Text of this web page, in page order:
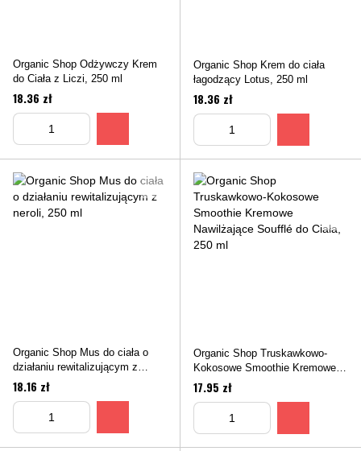
Organic Shop Odżywczy Krem
do Ciała z Liczi, 250 ml
18.36 zł
Organic Shop Krem do ciała
łagodzący Lotus, 250 ml
18.36 zł
Organic Shop Mus do ciała o
działaniu rewitalizującym z
neroli, 250 ml
18.16 zł
Organic Shop Truskawkowo-
Kokosowe Smoothie Kremowe
Nawilżające Soufflé do Ciała,
250 ml
17.95 zł